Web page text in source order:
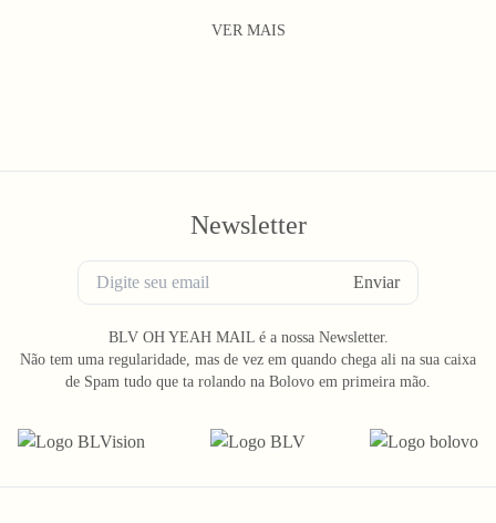
VER MAIS
Newsletter
Enviar
BLV OH YEAH MAIL é a nossa Newsletter.
Não tem uma regularidade, mas de vez em quando chega ali na sua caixa
de Spam tudo que ta rolando na Bolovo em primeira mão.